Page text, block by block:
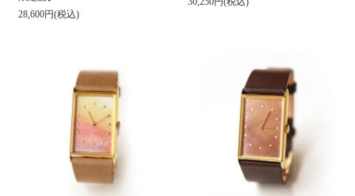
28,600円(税込)